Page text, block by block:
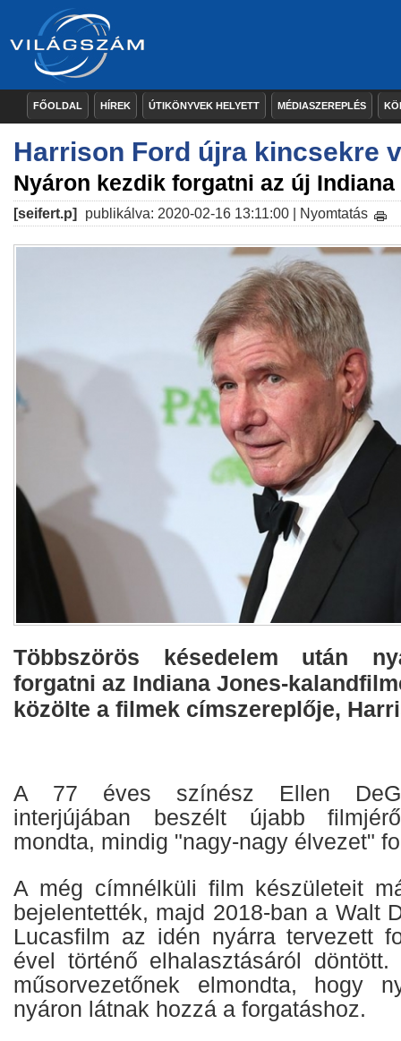
FŐOLDAL HÍREK ÚTIKÖNYVEK HELYETT MÉDIASZEREPLÉS
Harrison Ford újra kincsekre
Nyáron kezdik forgatni az új
[seifert.p] publikálva: 2020-02-16 13:11:00 | Nyomtatás
Többszörös késedelem után
forgatni az Indiana Jones-
közölte a filmek címszereplője,
A 77 éves színész Ellen
interjújában beszélt újabb
mondta, mindig "nagy-nagy élvezet"
A még címnélküli film készületeit
bejelentették, majd 2018-ban a Walt
Lucasfilm az idén nyárra tervezett
ével történő elhalasztásáról
műsorvezetőnek elmondta, hogy
nyáron látnak hozzá a forgatáshoz.